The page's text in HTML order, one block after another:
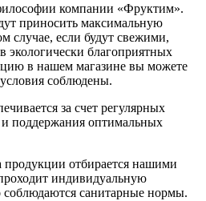
компании «Фруктим».
приносить максимальную
случае, если будут свежими,
благоприятных
в нашем магазине вы можете
соблюдены.
за счет регулярных
поддержания оптимальных
продукции отбирается нашими
индивидуальную
соблюдаются санитарные нормы.